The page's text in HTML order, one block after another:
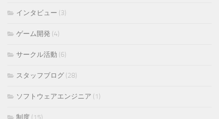
インタビュー (3)
ゲーム開発 (4)
サークル活動 (6)
スタッフブログ (28)
ソフトウェアエンジニア (1)
制度 (15)